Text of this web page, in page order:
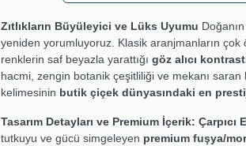
Zıtlıkların Büyüleyici ve Lüks Uyumu
yeniden yorumluyoruz. Klasik aranjmanların çok
renklerin saf beyazla yarattığı göz alıcı
hacmi, zengin botanik çeşitliliği ve mekanı
kelimesinin butik çiçek dünyasındaki en
Tasarım Detayları ve Premium İçerik: Çarpıcı
tutkuyu ve gücü simgeleyen premium fuşya/